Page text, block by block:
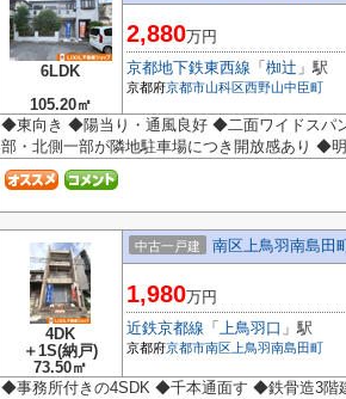
6LDK
105.20㎡
2,880万円
京都地下鉄東西線 「 椥辻 」駅
京都府京都市山科区西野山中臣町
◆東向き ◆陽当り・通風良好 ◆二面ワイドスパ
部・北側一部が隣地駐車場につき開放感あり ◆
4DK
＋1S(納戸)
73.50㎡
中古一戸建 南区上鳥羽南島
1,980万円
近鉄京都線 「 上鳥羽口 」駅
京都府京都市南区 上鳥羽南島田町
◆事務所付きの4SDK ◆千本通面す ◆鉄骨造3階